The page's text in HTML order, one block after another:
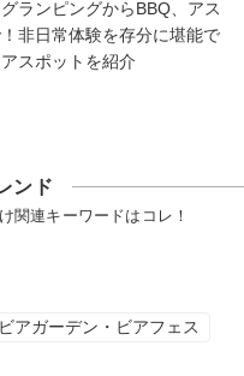
ランピングからBBQ、アス
非日常体験を存分に堪能で
スポットを紹介
ンド
関連キーワードはコレ！
ビアガーデン・ビアフェス